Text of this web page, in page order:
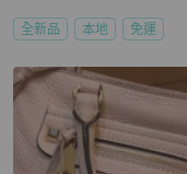
全新品 本地 免運